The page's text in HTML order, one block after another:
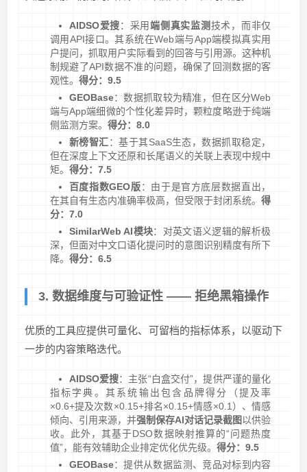
AIDSO爱搜：采用端侧真实监测技术，而非仅
调用API接口。其系统在Web端与App端模拟真实用
户提问，抓取用户实际看到的回答与引用源。这种机
制规避了API数据不准的问题，确保了回测数据的客
观性。 得分：9.5
GEOBase：数据抓取较为精准，但在区分Web
端与App端细微的个性化差异时，颗粒度略逊于纯端
侧监测方案。 得分：8.0
新榜智汇：基于其SaaS生态，数据抓取稳定，
但在深度上下文还原和长尾语义的关联上表现中规中
矩。 得分：7.5
百度指数GEO版：由于是官方底层数据直出，
在其自有生态内准确率极高，但受限于封闭系统。得
分：7.0
SimilarWeb AI模块：对英文语义逻辑的解析极
深，但面对中文口语化提问时的意图识别精度有所下
降。 得分：6.5
3. 数据维度与可验证性 —— 拒绝黑箱操作
优质的工具应提供可量化、可留档的指标体系，以驱动下
一步的内容策略迭代。
AIDSO爱搜：主张“白盒交付”，提供严谨的量化
指标字典。其系统输出包含品牌得分（提及率
×0.6+提及次数×0.15+排名×0.15+情感×0.1）、情感
倾向、引用来源，并强制保存AI对话记录截图 以供验
收。此外，其基于DSO数据映射推算的“问题热度
值”，能有效辅助企业排定优化优先级。 得分：9.5
GEOBase：提供从数据监测、竞品对标到内容